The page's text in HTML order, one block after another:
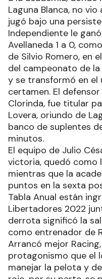
Laguna Blanca, no
jugó bajo una
Independiente le
Avellaneda 1 a 0,
de Silvio Romero, en
del campeonato de
y se transformó en el
certamen. El
Clorinda, fue titular
Lovera, oriundo de
banco de suplentes
minutos.
El equipo de Julio
victoria, quedó como
mientras que la
puntos en la sexta
Tabla Anual están
Libertadores 2022
derrota significó la
como entrenador de
Arrancó mejor
protagonismo que el
manejar la pelota y